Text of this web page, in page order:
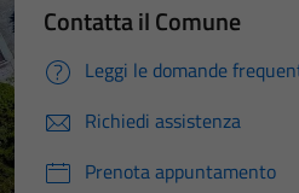
Contatta il Comune
Leggi le domande
Richiedi assistenza
Prenota appuntamento